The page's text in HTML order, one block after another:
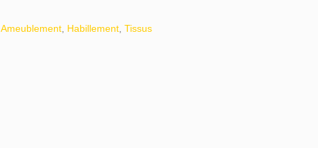
Ameublement Habillement Tissus